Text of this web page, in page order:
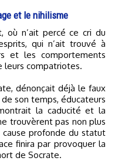
et le nihilisme
qui n’ait trouvé à
et les comportements
leurs compatriotes.
dénonçait déjà le faux
son temps, éducateurs
la caducité et la
trouvèrent pas non plus
profonde du statut
finira par provoquer la
de Socrate.